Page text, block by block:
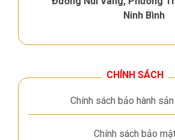
Ninh Bình
CHÍNH SÁCH
Chính sách bảo hành
Chính sách bảo